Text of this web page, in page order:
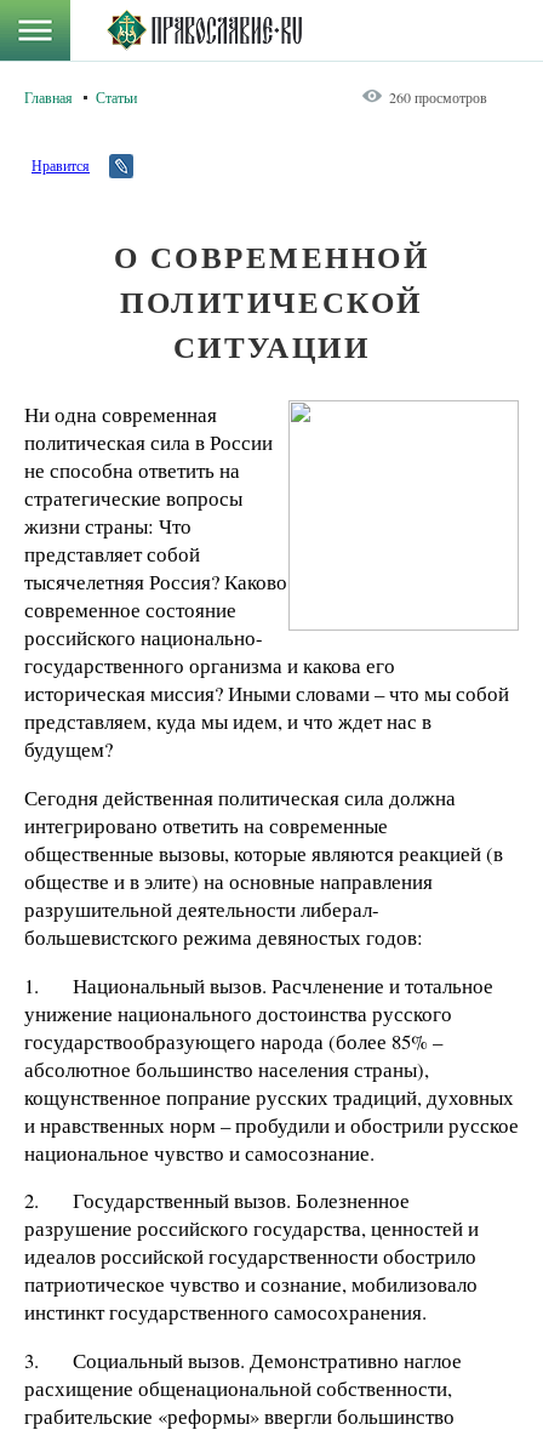
Главная Статьи 260 просмотров
Нравится
О СОВРЕМЕННОЙ
ПОЛИТИЧЕСКОЙ
СИТУАЦИИ
Ни одна современная
политическая сила в России
не способна ответить на
стратегические вопросы
жизни страны: Что
представляет собой
тысячелетняя Россия? Каково
современное состояние
российского национально-
государственного организма и какова его
историческая миссия? Иными словами – что мы собой
представляем, куда мы идем, и что ждет нас в
будущем?
Сегодня действенная политическая сила должна
интегрировано ответить на современные
общественные вызовы, которые являются реакцией (в
обществе и в элите) на основные направления
разрушительной деятельности либерал-
большевистского режима девяностых годов:
1. Национальный вызов. Расчленение и тотальное
унижение национального достоинства русского
государствообразующего народа (более 85% –
абсолютное большинство населения страны),
кощунственное попрание русских традиций, духовных
и нравственных норм – пробудили и обострили русское
национальное чувство и самосознание.
2. Государственный вызов. Болезненное
разрушение российского государства, ценностей и
идеалов российской государственности обострило
патриотическое чувство и сознание, мобилизовало
инстинкт государственного самосохранения.
3. Социальный вызов. Демонстративно наглое
расхищение общенациональной собственности,
грабительские «реформы» ввергли большинство